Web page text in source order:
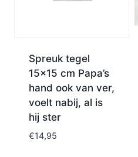
Spreuk tegel
15×15 cm Papa’s
hand ook van ver,
voelt nabij, al is
hij ster
€14,95